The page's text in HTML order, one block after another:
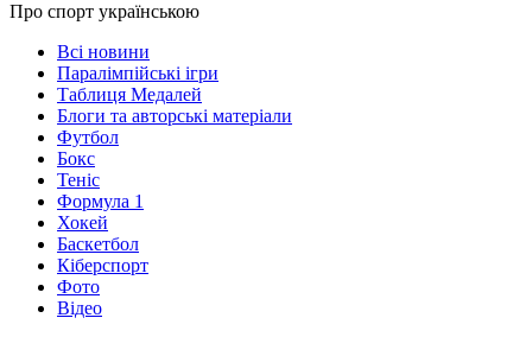
Про спорт українською
Всі новини
Паралімпійські ігри
Таблиця Медалей
Блоги та авторські матеріали
Футбол
Бокс
Теніс
Формула 1
Хокей
Баскетбол
Кіберспорт
Фото
Відео